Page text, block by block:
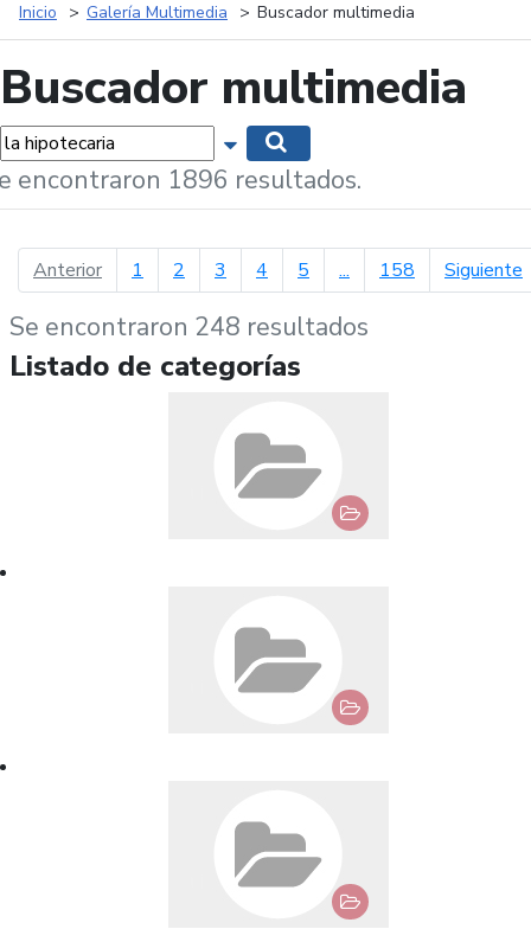
Inicio Galería Multimedia Buscador multimedia
Buscador multimedia
Mostrar opciones de búsqueda
encontraron 1896 resultados.
Anteriorpágina anterior
1 2 3 4 5 ... 158 Siguiente
Se encontraron 248 resultados
Listado de categorías